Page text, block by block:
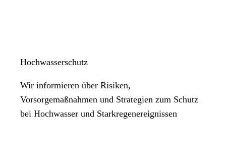
Hochwasserschutz
Wir informieren über Risiken,
Vorsorgemaßnahmen und Strategien zum Schutz
bei Hochwasser und Starkregenereignissen